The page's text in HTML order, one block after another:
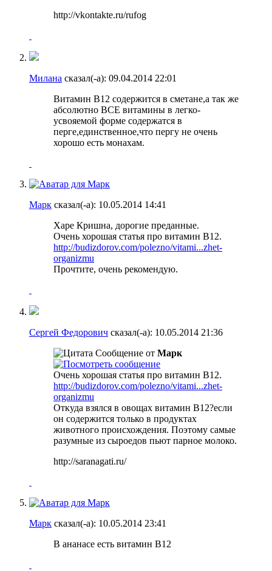
http://vkontakte.ru/rufog
Милана сказал(-а): 09.04.2014 22:01
Витамин В12 содержится в сметане,а так же
абсолютно ВСЕ витамины в легко-
усвояемой форме содержатся в
перге,единственное,что пергу не очень
хорошо есть монахам.
Марк сказал(-а): 10.05.2014 14:41
Харе Кришна, дорогие преданные.
Очень хорошая статья про витамин B12.
http://budizdorov.com/polezno/vitami...zhet-
organizmu
Прочтите, очень рекомендую.
Сергей Федорович сказал(-а): 10.05.2014 21:36
Сообщение от Марк
Очень хорошая статья про витамин B12.
http://budizdorov.com/polezno/vitami...zhet-
organizmu
Откуда взялся в овощах витамин B12?если
он содержится только в продуктах
животного происхождения. Поэтому самые
разумные из сыроедов пьют парное молоко.
http://saranagati.ru/
Марк сказал(-а): 10.05.2014 23:41
В ананасе есть витамин В12